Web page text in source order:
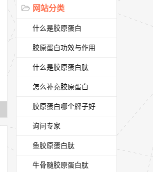
网站分类
什么是胶原蛋白
胶原蛋白功效与作用
什么是胶原蛋白肽
怎么补充胶原蛋白
胶原蛋白哪个牌子好
询问专家
鱼胶原蛋白肽
牛骨髓胶原蛋白肽